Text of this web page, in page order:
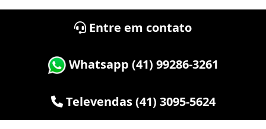
Entre em contato
Whatsapp (41) 99286-3261
Televendas (41) 3095-5624